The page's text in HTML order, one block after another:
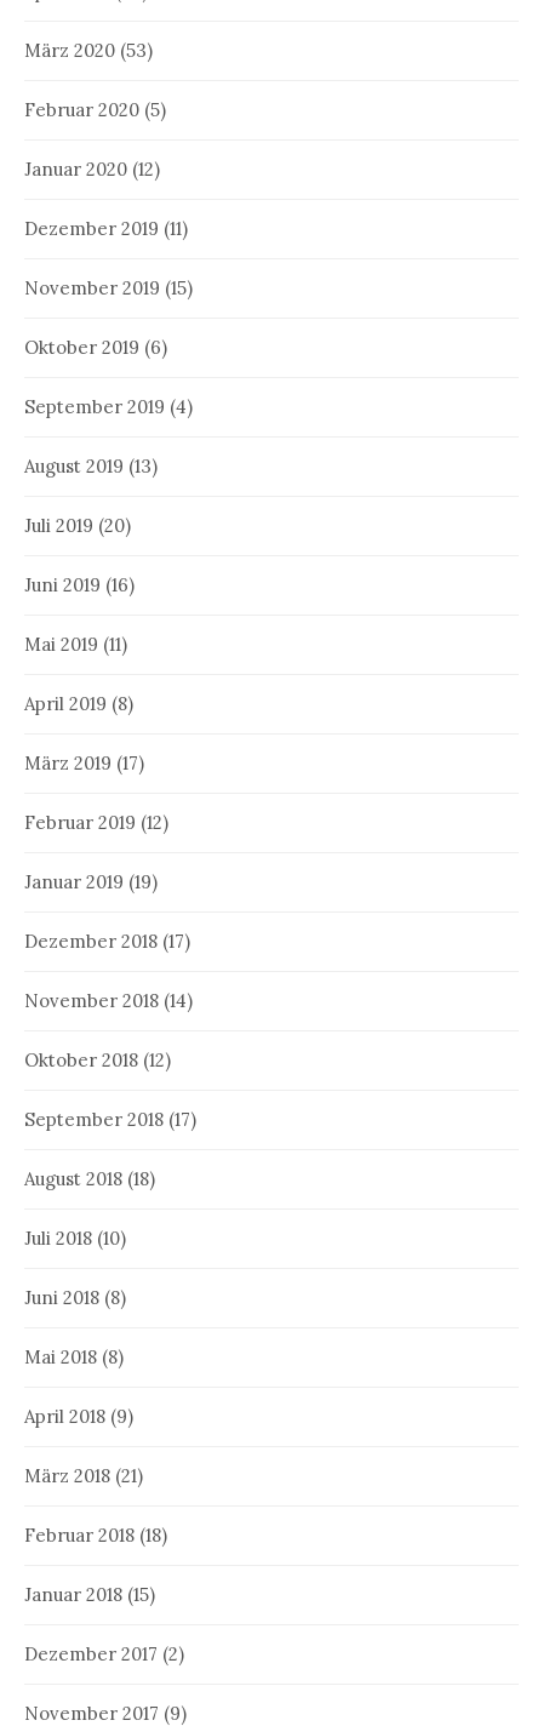
März 2020 (53)
Februar 2020 (5)
Januar 2020 (12)
Dezember 2019 (11)
November 2019 (15)
Oktober 2019 (6)
September 2019 (4)
August 2019 (13)
Juli 2019 (20)
Juni 2019 (16)
Mai 2019 (11)
April 2019 (8)
März 2019 (17)
Februar 2019 (12)
Januar 2019 (19)
Dezember 2018 (17)
November 2018 (14)
Oktober 2018 (12)
September 2018 (17)
August 2018 (18)
Juli 2018 (10)
Juni 2018 (8)
Mai 2018 (8)
April 2018 (9)
März 2018 (21)
Februar 2018 (18)
Januar 2018 (15)
Dezember 2017 (2)
November 2017 (9)